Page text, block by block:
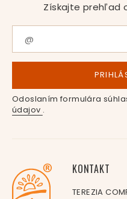
Získajte prehľad
Odoslaním formulára
údajov .
KONTAKT
TEREZIA